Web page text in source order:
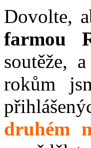
Dovolte,
farmou
soutěže,
rokům
druhém